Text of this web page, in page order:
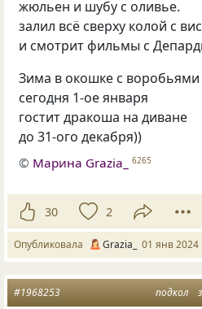
жюльен и шубу с оливье.
залил всё сверху колой с
и смотрит фильмы с
Зима в окошке с воробьями
сегодня 1-ое января
гостит дракоша на диване
до 31-ого декабря))
© Марина Grazia_ 6265
30 2
Опубликовала Grazia_ 01 янв 2024
подкол
#1968253